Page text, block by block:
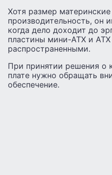
Хотя размер
производительность, он
когда дело доходит до
пластины мини-ATX и
распространенными.
При принятии решения о
плате нужно обращать
обеспечение.